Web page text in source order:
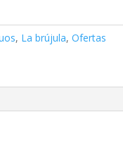
, La brújula, Ofertas